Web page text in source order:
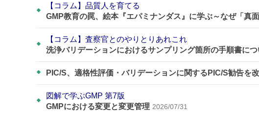
【コラム】品質人を育てる
GMP教育の罠、絵本『エパミナンダス』に学ぶ～なぜ「真
【コラム】査察官とのやりとりあれこれ
洗浄バリデーションにおけるサンプリング箇所の手順書につ
PIC/S、適格性評価・バリデーションに関するPIC/S勧告を
図解で学ぶGMP 第7版
GMPにおける変更と変更管理 2026/07/31